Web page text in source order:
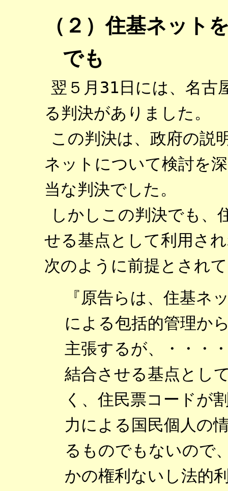
（２）住基ネット
でも
翌５月31日には、名古
る判決がありました。
この判決は、政府の説
ネットについて検討を
当な判決でした。
しかしこの判決でも、
せる基点として利用さ
次のように前提とされ
『原告らは、住基ネ
による包括的管理か
主張するが、・・・
結合させる基点とし
く、住民票コードが
力による国民個人の
るものでもないので
かの権利ないし法的